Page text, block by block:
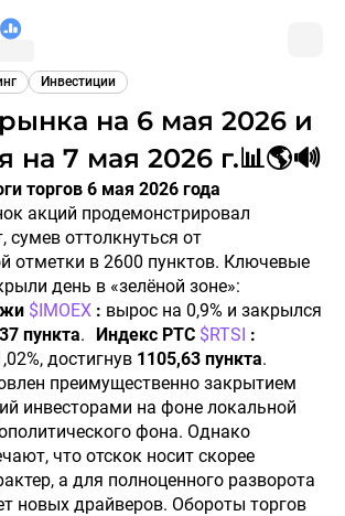
Инвестиции
на 7 мая 2026 г.📊🌎🔊
торгов 6 мая 2026 года
акций продемонстрировал
сумев оттолкнуться от
отметки в 2600 пунктов. Ключевые
день в «зелёной зоне»:
$IMOEX : вырос на 0,9% и закрылся
пункта. Индекс РТС $RTSI :
достигнув 1105,63 пункта.
преимущественно закрытием
инвесторами на фоне локальной
фона. Однако
что отскок носит скорее
а для полноценного разворота
новых драйверов. Обороты торгов